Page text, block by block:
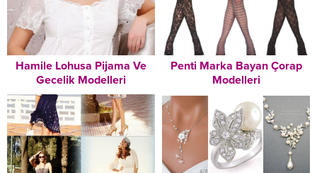
Hamile Lohusa Pijama Ve
Gecelik Modelleri
Penti Marka Bayan Çorap
Modelleri